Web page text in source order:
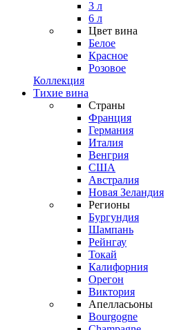
3 л
6 л
Цвет вина
Белое
Красное
Розовое
Коллекция
Тихие вина
Страны
Франция
Германия
Италия
Венгрия
США
Австралия
Новая Зеландия
Регионы
Бургундия
Шампань
Рейнгау
Токай
Калифорния
Орегон
Виктория
Апелласьоны
Bourgogne